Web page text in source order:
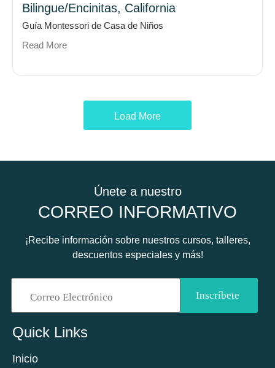
Bilingue/Encinitas, California
Guía Montessori de Casa de Niños
Read More
Load More
Únete a nuestro
CORREO INFORMATIVO
¡Recibe información sobre nuestros cursos, talleres,
descuentos especiales y más!
Quick Links
Inicio